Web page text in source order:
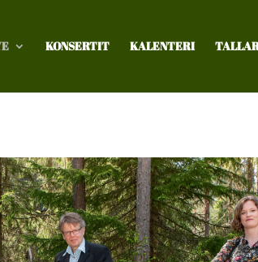
KONSERTIT KALENTERI